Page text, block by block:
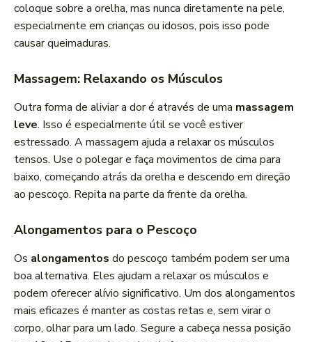
coloque sobre a orelha, mas nunca diretamente na pele,
especialmente em crianças ou idosos, pois isso pode
causar queimaduras.
Massagem: Relaxando os Músculos
Outra forma de aliviar a dor é através de uma massagem
leve. Isso é especialmente útil se você estiver
estressado. A massagem ajuda a relaxar os músculos
tensos. Use o polegar e faça movimentos de cima para
baixo, começando atrás da orelha e descendo em direção
ao pescoço. Repita na parte da frente da orelha.
Alongamentos para o Pescoço
Os alongamentos do pescoço também podem ser uma
boa alternativa. Eles ajudam a relaxar os músculos e
podem oferecer alívio significativo. Um dos alongamentos
mais eficazes é manter as costas retas e, sem virar o
corpo, olhar para um lado. Segure a cabeça nessa posição